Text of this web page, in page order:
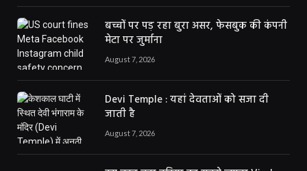
बच्चों पर पड़ रहा बुरा असर, फेसबुक की कंपनी
मेटा पर जुर्माना
August 7, 2026
Devi Temple : यहां देवताओं को सजा दी
जाती है
August 7, 2026